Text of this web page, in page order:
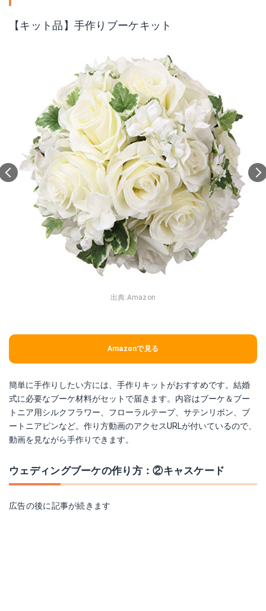
【キット品】手作りブーケキット
出典:Amazon
Amazonで見る
簡単に手作りしたい方には、手作りキットがおすすめです。結婚
式に必要なブーケ材料がセットで届きます。内容はブーケ＆ブー
トニア用シルクフラワー、フローラルテープ、サテンリボン、ブ
ートニアピンなど。作り方動画のアクセスURLが付いているので、
動画を見ながら手作りできます。
ウェディングブーケの作り方：②キャスケード
広告の後に記事が続きます